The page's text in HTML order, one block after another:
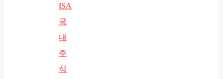
ISA
국
내
주
식